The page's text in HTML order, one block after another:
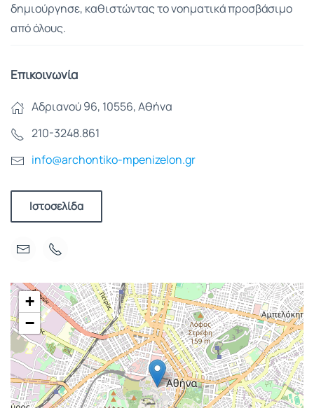
δημιούργησε, καθιστώντας το νοηματικά προσβάσιμο
από όλους.
Επικοινωνία
Αδριανού 96, 10556, Αθήνα
210-3248.861
info@archontiko-mpenizelon.gr
Ιστοσελίδα
+
−